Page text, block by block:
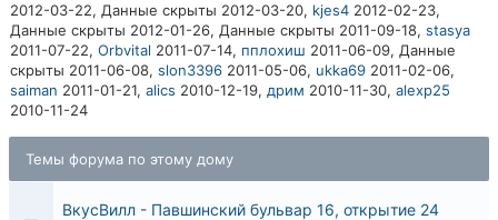
2012-03-22, Данные скрыты 2012-03-20, kjes4 2012-02-23,
Данные скрыты 2012-01-26, Данные скрыты 2011-09-18, stasya
2011-07-22, Orbvital 2011-07-14, пплохиш 2011-06-09, Данные
скрыты 2011-06-08, slon3396 2011-05-06, ukka69 2011-02-06,
saiman 2011-01-21, alics 2010-12-19, дрим 2010-11-30, alexp25
2010-11-24
Темы форума по этому дому
ВкусВилл - Павшинский бульвар 16, открытие 24